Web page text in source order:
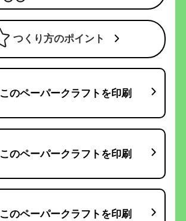
つくり方のポイント
このペーパークラフトを印刷
このペーパークラフトを印刷
このペーパークラフトを印刷